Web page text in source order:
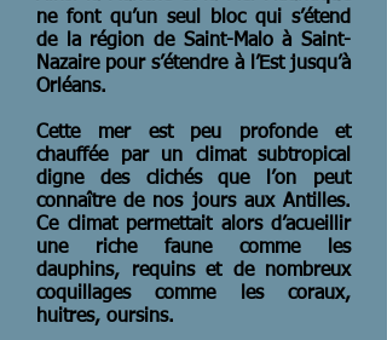
ne font qu’un seul bloc qui s’étend
de la région de Saint-Malo à Saint-
Nazaire pour s’étendre à l’Est jusqu’à
Orléans.
Cette mer est peu profonde et
chauffée par un climat subtropical
digne des clichés que l’on peut
connaître de nos jours aux Antilles.
Ce climat permettait alors d’acueillir
une riche faune comme les
dauphins, requins et de nombreux
coquillages comme les coraux,
huitres, oursins.